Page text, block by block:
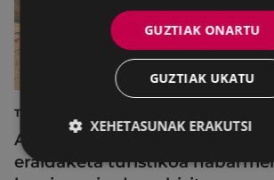
TURISMOA
Azahara Dominguez
eraldaketa turistikoa
GUZTIAK ONARTU
GUZTIAK UKATU
XEHETASUNAK ERAKUTSI